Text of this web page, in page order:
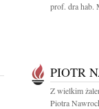
prof. dra hab.
PIOTR
Z wielkim
Piotra